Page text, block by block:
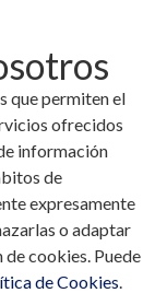
que permiten el
ofrecidos
información
de
expresamente
o adaptar
cookies. Puede
de Cookies.